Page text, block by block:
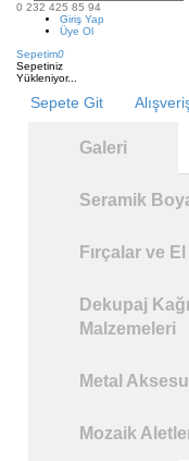
0 232 425 85 94
Giriş Yap
Üye Ol
Sepetim0
Sepetiniz
Yükleniyor...
Sepete Git
Galeri
Seramik
Fırçalar ve
Dekupaj
Malzemeleri
Metal
Mozaik